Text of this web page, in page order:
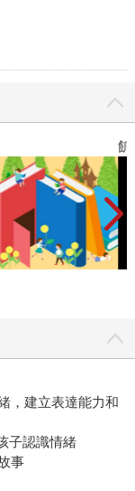
飢
，建立表達能力和
子認識情緒
事